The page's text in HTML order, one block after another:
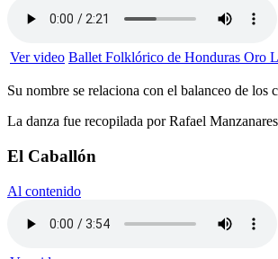
Ver video Ballet Folklórico de Honduras Oro
Su nombre se relaciona con el balanceo de
La danza fue recopilada por Rafael
El Caballón
Al contenido